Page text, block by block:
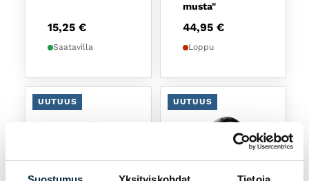
15,25 €
Saatavilla
musta"
44,95 €
Loppu
UUTUUS UUTUUS